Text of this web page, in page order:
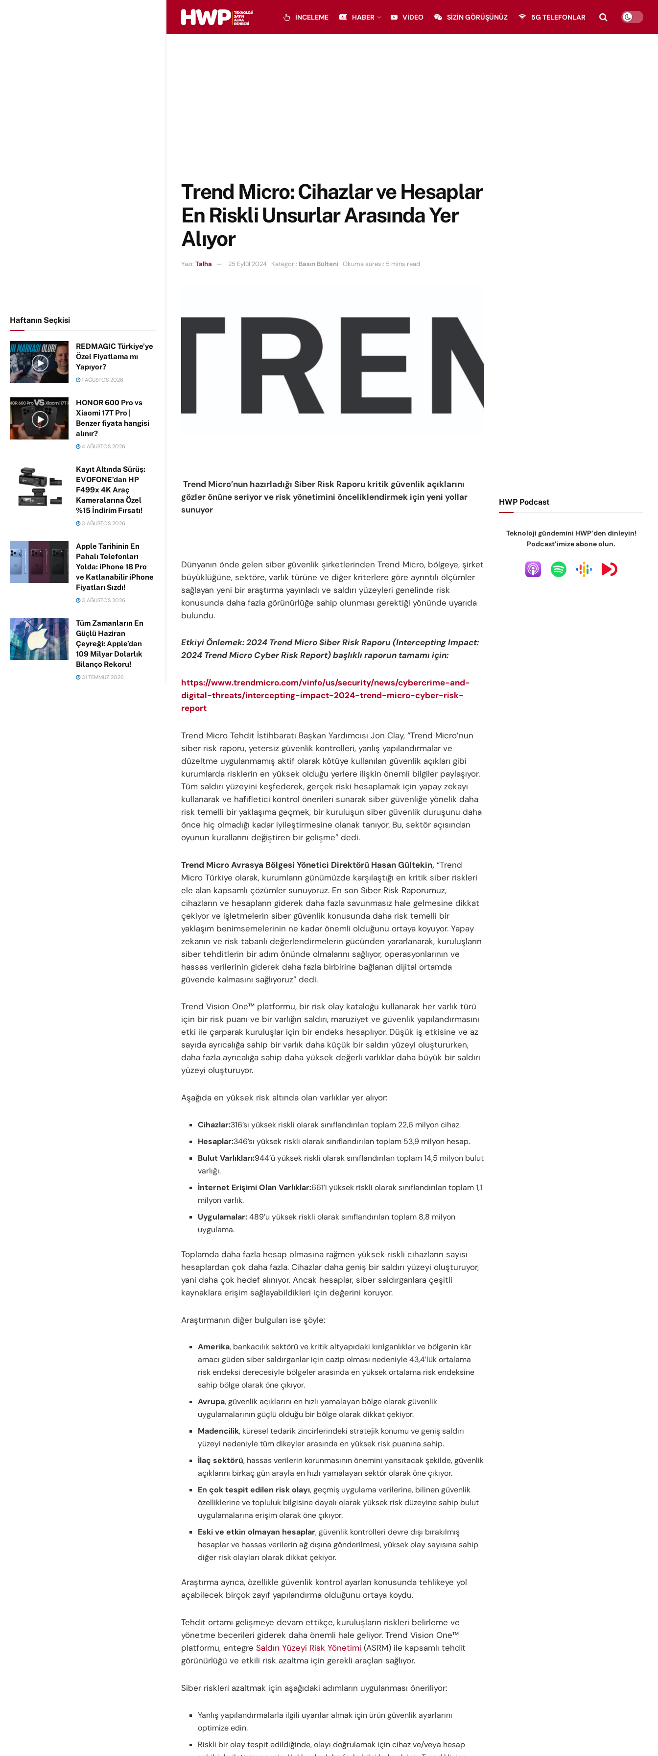
Haftanın Seçkisi
REDMAGIC Türkiye’ye
Özel Fiyatlama mı
Yapıyor?
1 AĞUSTOS 2026
HONOR 600 Pro vs
Xiaomi 17T Pro |
Benzer fiyata hangisi
alınır?
4 AĞUSTOS 2026
Kayıt Altında Sürüş:
EVOFONE’dan HP
F499x 4K Araç
Kameralarına Özel
%15 İndirim Fırsatı!
3 AĞUSTOS 2026
Apple Tarihinin En
Pahalı Telefonları
Yolda: iPhone 18 Pro
ve Katlanabilir iPhone
Fiyatları Sızdı!
3 AĞUSTOS 2026
Tüm Zamanların En
Güçlü Haziran
Çeyreği: Apple’dan
109 Milyar Dolarlık
Bilanço Rekoru!
31 TEMMUZ 2026
İNCELEME HABER VIDEO SIZIN GÖRÜŞÜNÜZ 5G TELEFONLAR
Trend Micro: Cihazlar ve Hesaplar
En Riskli Unsurlar Arasında Yer
Alıyor
Yazı: Talha 25 Eylül 2024 Kategori: Basın Bülteni Okuma süresi: 5 mins read
Trend Micro’nun hazırladığı Siber Risk Raporu kritik güvenlik açıklarını
gözler önüne seriyor ve risk yönetimini önceliklendirmek için yeni yollar
sunuyor
Dünyanın önde gelen siber güvenlik şirketlerinden Trend Micro, bölgeye, şirket
büyüklüğüne, sektöre, varlık türüne ve diğer kriterlere göre ayrıntılı ölçümler
sağlayan yeni bir araştırma yayınladı ve saldırı yüzeyleri genelinde risk
konusunda daha fazla görünürlüğe sahip olunması gerektiği yönünde uyarıda
bulundu.
Etkiyi Önlemek: 2024 Trend Micro Siber Risk Raporu (Intercepting Impact:
2024 Trend Micro Cyber Risk Report) başlıklı raporun tamamı için:
https://www.trendmicro.com/vinfo/us/security/news/cybercrime-and-
digital-threats/intercepting-impact-2024-trend-micro-cyber-risk-
report
Trend Micro Tehdit İstihbaratı Başkan Yardımcısı Jon Clay, “Trend Micro’nun
siber risk raporu, yetersiz güvenlik kontrolleri, yanlış yapılandırmalar ve
düzeltme uygulanmamış aktif olarak kötüye kullanılan güvenlik açıkları gibi
kurumlarda risklerin en yüksek olduğu yerlere ilişkin önemli bilgiler paylaşıyor.
Tüm saldırı yüzeyini keşfederek, gerçek riski hesaplamak için yapay zekayı
kullanarak ve hafifletici kontrol önerileri sunarak siber güvenliğe yönelik daha
risk temelli bir yaklaşıma geçmek, bir kuruluşun siber güvenlik duruşunu daha
önce hiç olmadığı kadar iyileştirmesine olanak tanıyor. Bu, sektör açısından
oyunun kurallarını değiştiren bir gelişme” dedi.
Trend Micro Avrasya Bölgesi Yönetici Direktörü Hasan Gültekin, “Trend
Micro Türkiye olarak, kurumların günümüzde karşılaştığı en kritik siber riskleri
ele alan kapsamlı çözümler sunuyoruz. En son Siber Risk Raporumuz,
cihazların ve hesapların giderek daha fazla savunmasız hale gelmesine dikkat
çekiyor ve işletmelerin siber güvenlik konusunda daha risk temelli bir
yaklaşım benimsemelerinin ne kadar önemli olduğunu ortaya koyuyor. Yapay
zekanın ve risk tabanlı değerlendirmelerin gücünden yararlanarak, kuruluşların
siber tehditlerin bir adım önünde olmalarını sağlıyor, operasyonlarının ve
hassas verilerinin giderek daha fazla birbirine bağlanan dijital ortamda
güvende kalmasını sağlıyoruz” dedi.
Trend Vision One™ platformu, bir risk olay kataloğu kullanarak her varlık türü
için bir risk puanı ve bir varlığın saldırı, maruziyet ve güvenlik yapılandırmasını
etki ile çarparak kuruluşlar için bir endeks hesaplıyor. Düşük iş etkisine ve az
sayıda ayrıcalığa sahip bir varlık daha küçük bir saldırı yüzeyi oluştururken,
daha fazla ayrıcalığa sahip daha yüksek değerli varlıklar daha büyük bir saldırı
yüzeyi oluşturuyor.
Aşağıda en yüksek risk altında olan varlıklar yer alıyor:
Cihazlar:316’sı yüksek riskli olarak sınıflandırılan toplam 22,6 milyon cihaz.
Hesaplar:346’sı yüksek riskli olarak sınıflandırılan toplam 53,9 milyon hesap.
Bulut Varlıkları:944’ü yüksek riskli olarak sınıflandırılan toplam 14,5 milyon bulut
varlığı.
İnternet Erişimi Olan Varlıklar:661’i yüksek riskli olarak sınıflandırılan toplam 1,1
milyon varlık.
Uygulamalar:489’u yüksek riskli olarak sınıflandırılan toplam 8,8 milyon
uygulama.
Toplamda daha fazla hesap olmasına rağmen yüksek riskli cihazların sayısı
hesaplardan çok daha fazla. Cihazlar daha geniş bir saldırı yüzeyi oluşturuyor,
yani daha çok hedef alınıyor. Ancak hesaplar, siber saldırganlara çeşitli
kaynaklara erişim sağlayabildikleri için değerini koruyor.
Araştırmanın diğer bulguları ise şöyle:
Amerika, bankacılık sektörü ve kritik altyapıdaki kırılganlıklar ve bölgenin kâr
amacı güden siber saldırganlar için cazip olması nedeniyle 43,4’lük ortalama
risk endeksi derecesiyle bölgeler arasında en yüksek ortalama risk endeksine
sahip bölge olarak öne çıkıyor.
Avrupa, güvenlik açıklarını en hızlı yamalayan bölge olarak güvenlik
uygulamalarının güçlü olduğu bir bölge olarak dikkat çekiyor.
Madencilik, küresel tedarik zincirlerindeki stratejik konumu ve geniş saldırı
yüzeyi nedeniyle tüm dikeyler arasında en yüksek risk puanına sahip.
İlaç sektörü, hassas verilerin korunmasının önemini yansıtacak şekilde, güvenlik
açıklarını birkaç gün arayla en hızlı yamalayan sektör olarak öne çıkıyor.
En çok tespit edilen risk olayı, geçmiş uygulama verilerine, bilinen güvenlik
özelliklerine ve topluluk bilgisine dayalı olarak yüksek risk düzeyine sahip bulut
uygulamalarına erişim olarak öne çıkıyor.
Eski ve etkin olmayan hesaplar, güvenlik kontrolleri devre dışı bırakılmış
hesaplar ve hassas verilerin ağ dışına gönderilmesi, yüksek olay sayısına sahip
diğer risk olayları olarak dikkat çekiyor.
Araştırma ayrıca, özellikle güvenlik kontrol ayarları konusunda tehlikeye yol
açabilecek birçok zayıf yapılandırma olduğunu ortaya koydu.
Tehdit ortamı gelişmeye devam ettikçe, kuruluşların riskleri belirleme ve
yönetme becerileri giderek daha önemli hale geliyor. Trend Vision One™
platformu, entegre Saldırı Yüzeyi Risk Yönetimi (ASRM) ile kapsamlı tehdit
görünürlüğü ve etkili risk azaltma için gerekli araçları sağlıyor.
Siber riskleri azaltmak için aşağıdaki adımların uygulanması öneriliyor:
Yanlış yapılandırmalarla ilgili uyarılar almak için ürün güvenlik ayarlarını
optimize edin.
Riskli bir olay tespit edildiğinde, olayı doğrulamak için cihaz ve/veya hesap
HWP Podcast
Teknoloji gündemini HWP’den dinleyin!
Podcast’imize abone olun.